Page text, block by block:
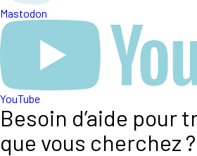
Mastodon
YouTube
Besoin d’aide pour
que vous cherchez ?